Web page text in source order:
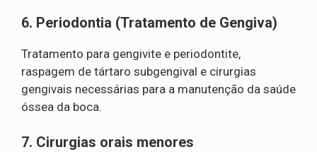
6. Periodontia (Tratamento de Gengiva)
Tratamento para gengivite e periodontite,
raspagem de tártaro subgengival e cirurgias
gengivais necessárias para a manutenção da saúde
óssea da boca.
7. Cirurgias orais menores